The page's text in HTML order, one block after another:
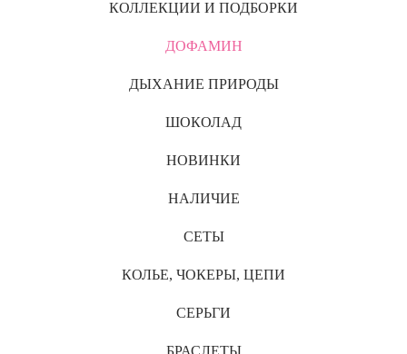
КОЛЛЕКЦИИ И ПОДБОРКИ
ДОФАМИН
ДЫХАНИЕ ПРИРОДЫ
ШОКОЛАД
НОВИНКИ
НАЛИЧИЕ
СЕТЫ
КОЛЬЕ, ЧОКЕРЫ, ЦЕПИ
СЕРЬГИ
БРАСЛЕТЫ